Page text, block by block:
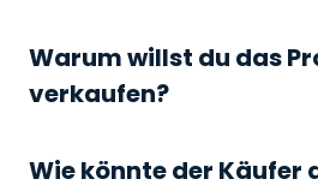
Warum willst du das
verkaufen?
Wie könnte der Käufer